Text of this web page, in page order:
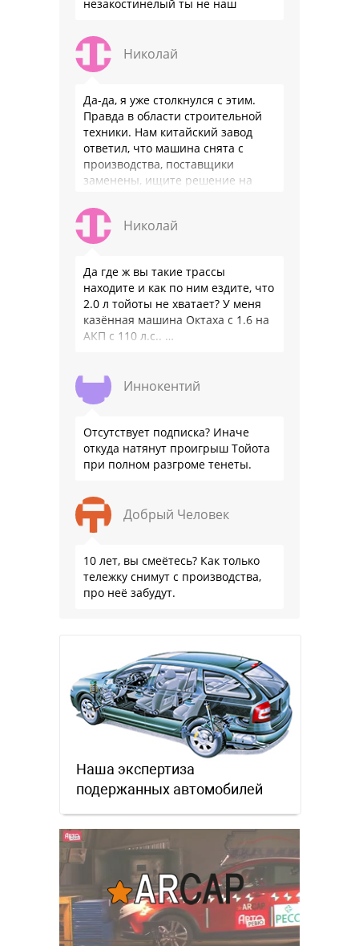
незакостинелый ты не наш
Николай
Да-да, я уже столкнулся с этим.
Правда в области строительной
техники. Нам китайский завод
ответил, что машина снята с
производства, поставщики
заменены, ищите решение на
официальном бланке …
Николай
Да где ж вы такие трассы
находите и как по ним ездите, что
2.0 л тойоты не хватает? У меня
казённая машина Октаха с 1.6 на
АКП с 110 л.с.. …
Иннокентий
Отсутствует подписка? Иначе
откуда натянут проигрыш Тойота
при полном разгроме тенеты.
Добрый Человек
10 лет, вы смеётесь? Как только
тележку снимут с производства,
про неё забудут.
Наша экспертиза
подержанных автомобилей